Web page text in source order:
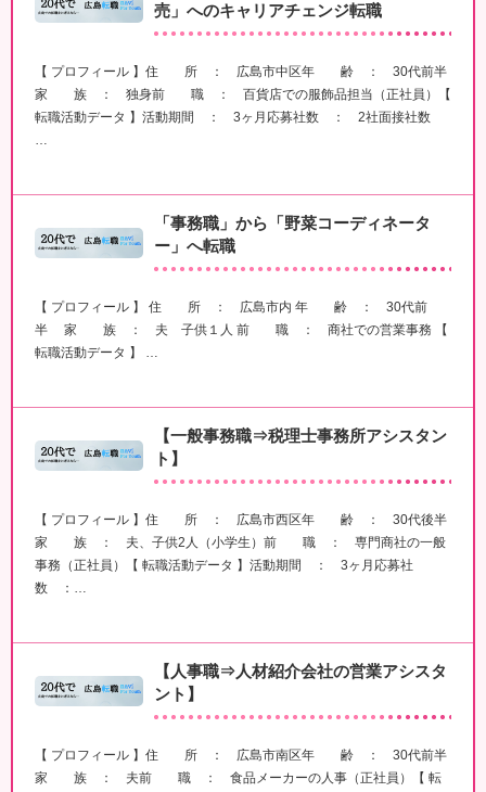
売」へのキャリアチェンジ転職
【 プロフィール 】住 所 ： 広島市中区年 齢 ： 30代前半
家 族 ： 独身前 職 ： 百貨店での服飾品担当（正社員）【
転職活動データ 】活動期間 ： 3ヶ月応募社数 ： 2社面接社数
…
「事務職」から「野菜コーディネータ
ー」へ転職
【 プロフィール 】 住 所 ： 広島市内 年 齢 ： 30代前
半 家 族 ： 夫 子供１人 前 職 ： 商社での営業事務 【
転職活動データ 】 …
【一般事務職⇒税理士事務所アシスタン
ト】
【 プロフィール 】住 所 ： 広島市西区年 齢 ： 30代後半
家 族 ： 夫、子供2人（小学生）前 職 ： 専門商社の一般
事務（正社員）【 転職活動データ 】活動期間 ： 3ヶ月応募社
数 ：…
【人事職⇒人材紹介会社の営業アシスタ
ント】
【 プロフィール 】住 所 ： 広島市南区年 齢 ： 30代前半
家 族 ： 夫前 職 ： 食品メーカーの人事（正社員）【 転